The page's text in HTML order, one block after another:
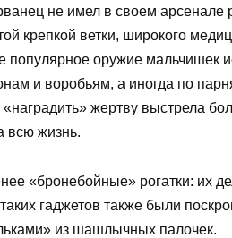
не имел в своем арсенале
крепкой ветки, широкого
популярное оружие мальчишек
и воробьям, а иногда по
жертву выстрела
всю жизнь.
«бронебойные» рогатки: их
гаджетов также были
из шашлычных палочек.